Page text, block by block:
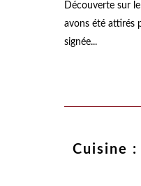
Découverte sur
avons été attirés
signée...
Cuisine